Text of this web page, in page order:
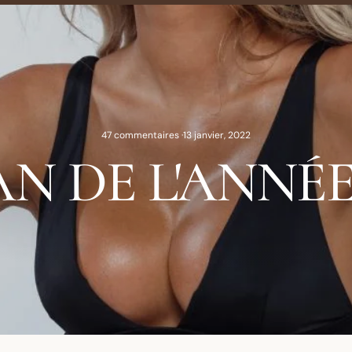
47 commentaires·13 janvier, 2022
DE L'ANNÉE